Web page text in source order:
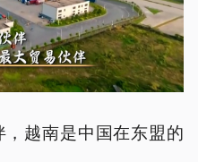
越南是中国在东盟的